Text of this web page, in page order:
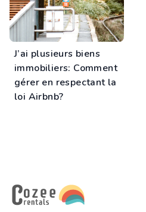
J’ai plusieurs biens
immobiliers: Comment
gérer en respectant la
loi Airbnb?